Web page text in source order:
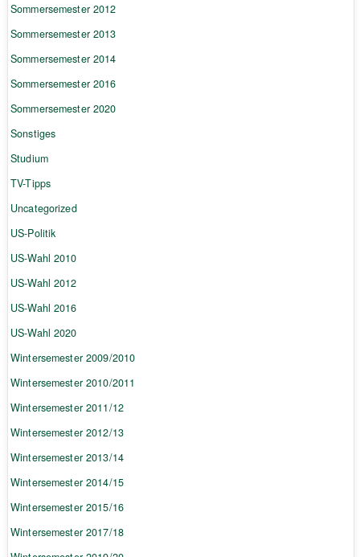
Sommersemester 2012
Sommersemester 2013
Sommersemester 2014
Sommersemester 2016
Sommersemester 2020
Sonstiges
Studium
TV-Tipps
Uncategorized
US-Politik
US-Wahl 2010
US-Wahl 2012
US-Wahl 2016
US-Wahl 2020
Wintersemester 2009/2010
Wintersemester 2010/2011
Wintersemester 2011/12
Wintersemester 2012/13
Wintersemester 2013/14
Wintersemester 2014/15
Wintersemester 2015/16
Wintersemester 2017/18